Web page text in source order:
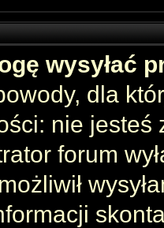
wysyłać
dla
nie jesteś
forum